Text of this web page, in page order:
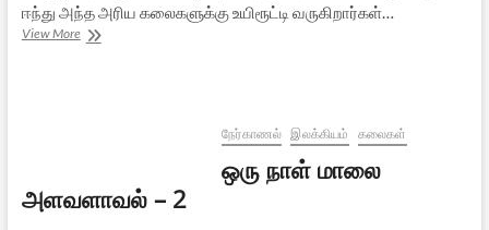
ஈந்து அந்த அரிய கலைகளுக்கு உயிரூட்டி வருகிறார்கள்…
View Moreகளரி
நேர்காணல் இலக்கியம் கலைகள்
ஒரு நாள் மாலை
அளவளாவல் – 2